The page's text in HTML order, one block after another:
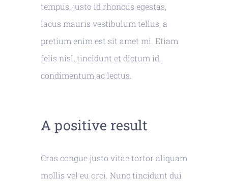
tempus, justo id rhoncus egestas,
lacus mauris vestibulum tellus, a
pretium enim est sit amet mi. Etiam
felis nisl, tincidunt et dictum id,
condimentum ac lectus.
A positive result
Cras congue justo vitae tortor aliquam
mollis vel eu orci. Nunc tincidunt dui